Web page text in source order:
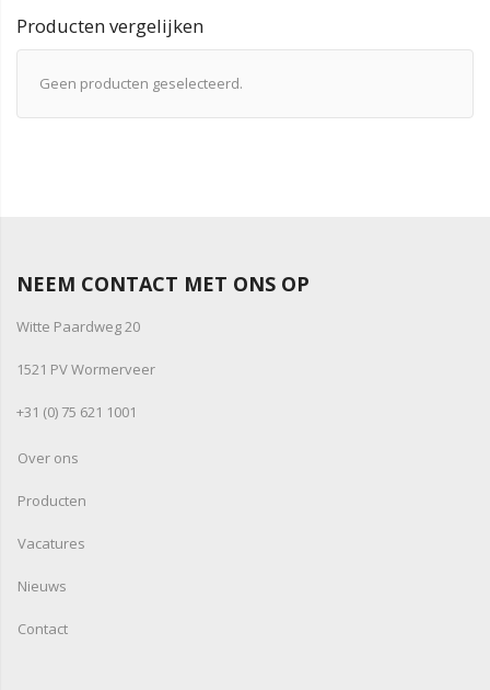
Producten vergelijken
Geen producten geselecteerd.
NEEM CONTACT MET ONS OP
Witte Paardweg 20
1521 PV Wormerveer
+31 (0) 75 621 1001
Over ons
Producten
Vacatures
Nieuws
Contact